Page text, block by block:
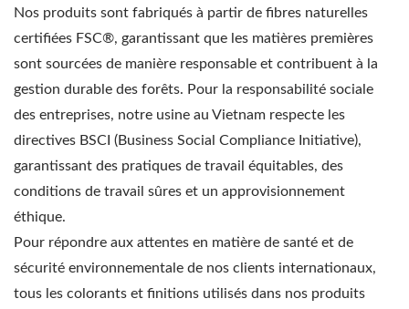
Nos produits sont fabriqués à partir de fibres naturelles
certifiées FSC®, garantissant que les matières premières
sont sourcées de manière responsable et contribuent à la
gestion durable des forêts. Pour la responsabilité sociale
des entreprises, notre usine au Vietnam respecte les
directives BSCI (Business Social Compliance Initiative),
garantissant des pratiques de travail équitables, des
conditions de travail sûres et un approvisionnement
éthique.
Pour répondre aux attentes en matière de santé et de
sécurité environnementale de nos clients internationaux,
tous les colorants et finitions utilisés dans nos produits